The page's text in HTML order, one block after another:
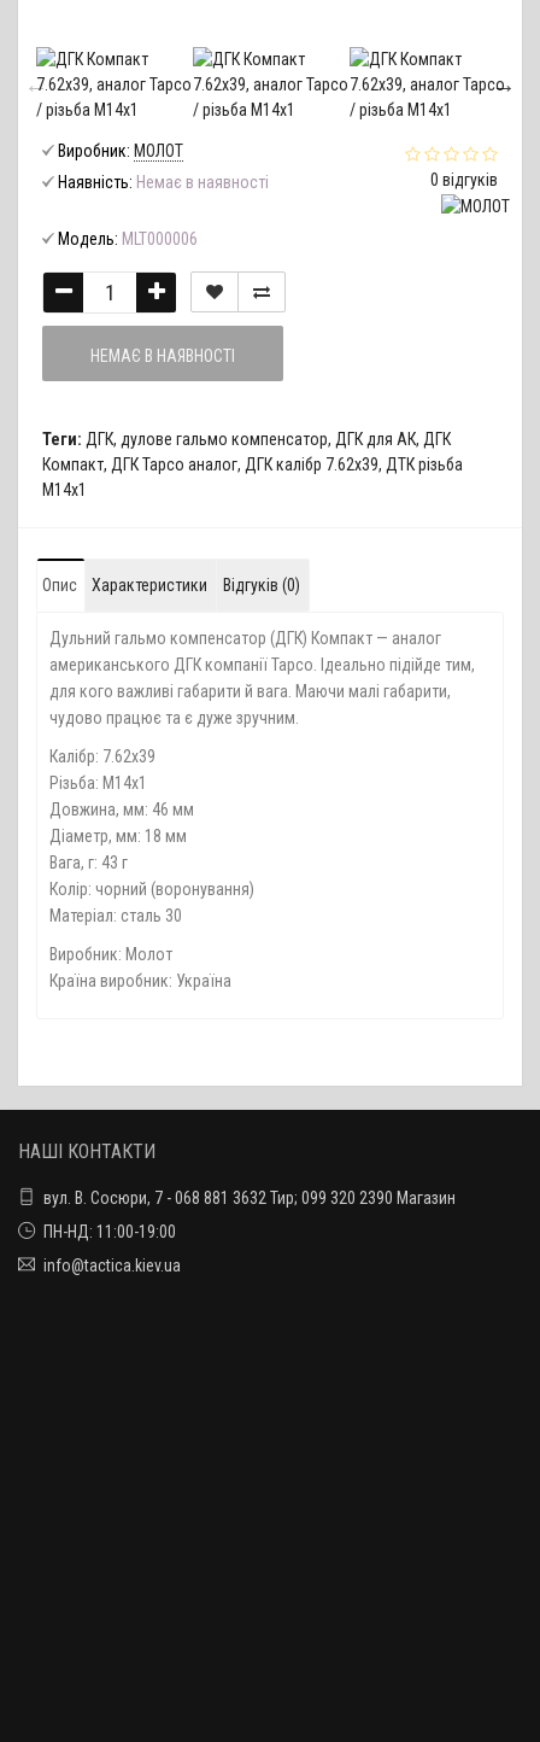
0 відгуків
Виробник: МОЛОТ
Наявність: Немає в наявності
Модель: MLT000006
НЕМАЄ В НАЯВНОСТІ
Теги: ДГК, дулове гальмо компенсатор, ДГК для АК, ДГК
Компакт, ДГК Tapco аналог, ДГК калібр 7.62х39, ДТК різьба
М14х1
Опис Характеристики Відгуків (0)
Дульний гальмо компенсатор (ДГК) Компакт — аналог
американського ДГК компанії Tapco. Ідеально підійде тим,
для кого важливі габарити й вага. Маючи малі габарити,
чудово працює та є дуже зручним.
Калібр: 7.62х39
Різьба: М14х1
Довжина, мм: 46 мм
Діаметр, мм: 18 мм
Вага, г: 43 г
Колір: чорний (воронування)
Матеріал: сталь 30
Виробник: Молот
Країна виробник: Україна
НАШІ КОНТАКТИ
вул. В. Сосюри, 7 - 068 881 3632 Тир; 099 320 2390 Магазин
ПН-НД: 11:00-19:00
info@tactica.kiev.ua